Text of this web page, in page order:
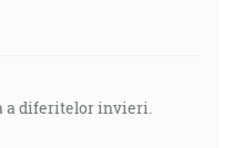
a diferitelor invieri.